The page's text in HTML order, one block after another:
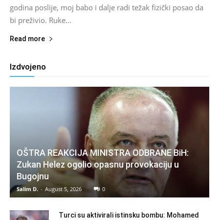
godina poslije, moj babo i dalje radi težak fizički posao da
bi preživio. Ruke...
Read more
Izdvojeno
OŠTRA REAKCIJA MINISTRA ODBRANE BiH:
Zukan Helez ogolio opasnu provokaciju u
Bugojnu
Salim D. - August 5, 2026 0
Turci su aktivirali istinsku bombu: Mohamed